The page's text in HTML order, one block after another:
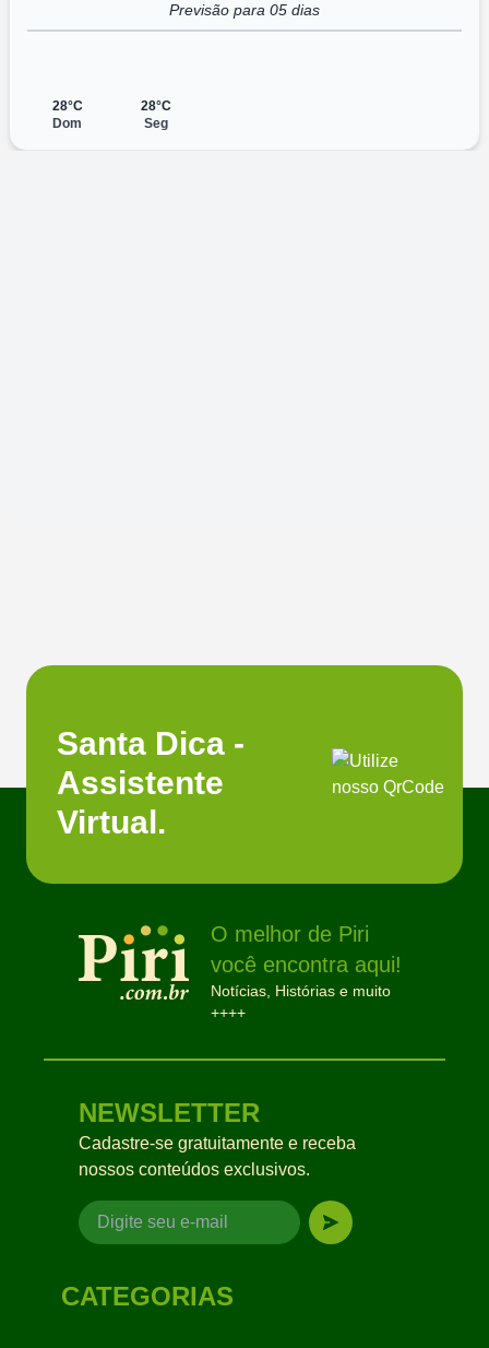
Previsão para 05 dias
28°C
Dom
28°C
Seg
Santa Dica -
Assistente
Virtual.
O melhor de Piri
você encontra aqui!
Notícias, Histórias e muito
++++
NEWSLETTER
Cadastre-se gratuitamente e receba
nossos conteúdos exclusivos.
CATEGORIAS